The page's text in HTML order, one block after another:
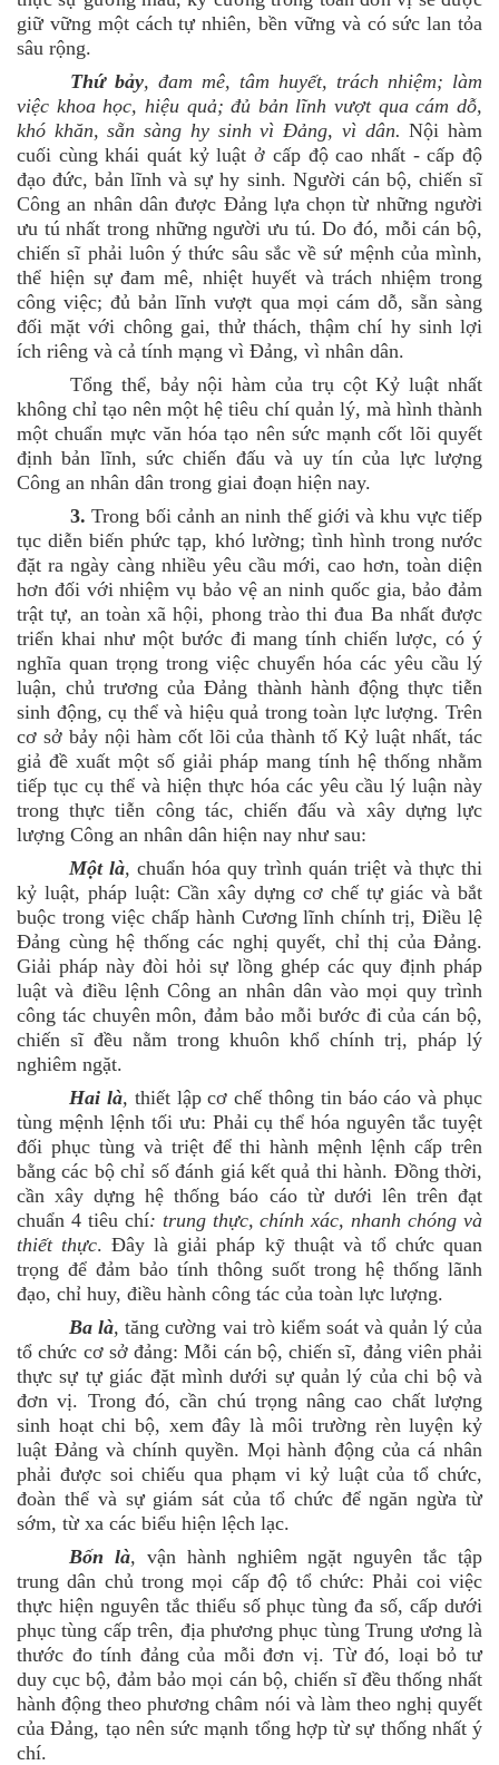
giữ vững một cách tự nhiên, bền vững và có sức lan tỏa
sâu rộng.
Thứ bảy, đam mê, tâm huyết, trách nhiệm; làm
việc khoa học, hiệu quả; đủ bản lĩnh vượt qua cám dỗ,
khó khăn, sẵn sàng hy sinh vì Đảng, vì dân. Nội hàm
cuối cùng khái quát kỷ luật ở cấp độ cao nhất - cấp độ
đạo đức, bản lĩnh và sự hy sinh. Người cán bộ, chiến sĩ
Công an nhân dân được Đảng lựa chọn từ những người
ưu tú nhất trong những người ưu tú. Do đó, mỗi cán bộ,
chiến sĩ phải luôn ý thức sâu sắc về sứ mệnh của mình,
thể hiện sự đam mê, nhiệt huyết và trách nhiệm trong
công việc; đủ bản lĩnh vượt qua mọi cám dỗ, sẵn sàng
đối mặt với chông gai, thử thách, thậm chí hy sinh lợi
ích riêng và cả tính mạng vì Đảng, vì nhân dân.
Tổng thể, bảy nội hàm của trụ cột Kỷ luật nhất
không chỉ tạo nên một hệ tiêu chí quản lý, mà hình thành
một chuẩn mực văn hóatạo nênsức mạnh cốt lõi quyết
định bản lĩnh, sức chiến đấu và uy tín của lực lượng
Công an nhân dân trong giai đoạn hiện nay.
3. Trong bối cảnh an ninh thế giới và khu vực tiếp
tục diễn biến phức tạp, khó lường; tình hình trong nước
đặt ra ngày càng nhiều yêu cầu mới, cao hơn, toàn diện
hơn đối với nhiệm vụ bảo vệ an ninh quốc gia, bảo đảm
trật tự, an toàn xã hội, phong trào thi đua Ba nhất được
triển khai như một bước đi mang tính chiến lược, có ý
nghĩa quan trọng trong việc chuyển hóa các yêu cầu lý
luận, chủ trương của Đảng thành hành động thực tiễn
sinh động, cụ thể và hiệu quả trong toàn lực lượng. Trên
cơ sở bảy nội hàm cốt lõi của thành tố Kỷ luật nhất, tác
giả đề xuất một số giải pháp mang tính hệ thống nhằm
tiếp tục cụ thể và hiện thực hóa các yêu cầu lý luận này
trong thực tiễn công tác, chiến đấu và xây dựng lực
lượng Công an nhân dân hiện nay như sau:
Một là, chuẩn hóa quy trình quán triệt và thực thi
kỷ luật, pháp luật: Cần xây dựng cơ chế tự giác và bắt
buộc trong việc chấp hành Cương lĩnh chính trị, Điều lệ
Đảng cùng hệ thống các nghị quyết, chỉ thị của Đảng.
Giải pháp này đòi hỏi sự lồng ghép các quy định pháp
luật và điều lệnh Công an nhân dân vào mọi quy trình
công tác chuyên môn, đảm bảo mỗi bước đi của cán bộ,
chiến sĩ đều nằm trong khuôn khổ chính trị, pháp lý
nghiêm ngặt.
Hai là, thiết lập cơ chế thông tin báo cáo và phục
tùng mệnh lệnh tối ưu: Phải cụ thể hóa nguyên tắc tuyệt
đối phục tùng và triệt để thi hành mệnh lệnh cấp trên
bằng các bộ chỉ số đánh giá kết quả thi hành. Đồng thời,
cần xây dựng hệ thống báo cáo từ dưới lên trên đạt
chuẩn 4 tiêu chí: trung thực, chính xác, nhanh chóng và
thiết thực. Đây là giải pháp kỹ thuật và tổ chức quan
trọng để đảm bảo tính thông suốt trong hệ thống lãnh
đạo, chỉ huy, điều hành công tác của toàn lực lượng.
Ba là, tăng cường vai trò kiểm soát và quản lý của
tổ chức cơ sở đảng: Mỗi cán bộ, chiến sĩ, đảng viên phải
thực sự tự giác đặt mình dưới sự quản lý của chi bộ và
đơn vị. Trong đó, cần chú trọng nâng cao chất lượng
sinh hoạt chi bộ, xem đây là môi trường rèn luyện kỷ
luật Đảng và chính quyền. Mọi hành động của cá nhân
phải được soi chiếu qua phạm vi kỷ luật của tổ chức,
đoàn thể và sự giám sát của tổ chức để ngăn ngừa từ
sớm, từ xa các biểu hiện lệch lạc.
Bốn là, vận hành nghiêm ngặt nguyên tắc tập
trung dân chủ trong mọi cấp độ tổ chức: Phải coi việc
thực hiện nguyên tắc thiểu số phục tùng đa số, cấp dưới
phục tùng cấp trên, địa phương phục tùng Trung ương là
thước đo tính đảng của mỗi đơn vị. Từ đó, loại bỏ tư
duy cục bộ, đảm bảo mọi cán bộ, chiến sĩ đều thống nhất
hành động theo phương châm nói và làm theo nghị quyết
của Đảng, tạo nên sức mạnh tổng hợp từ sự thống nhất ý
chí.